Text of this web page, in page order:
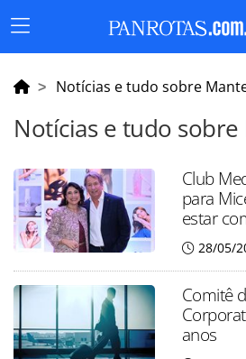
Menu
Principal
Notícias e tudo sobre
Notícias e tudo sobre
Club
para
estar
28/05/
Comitê
anos